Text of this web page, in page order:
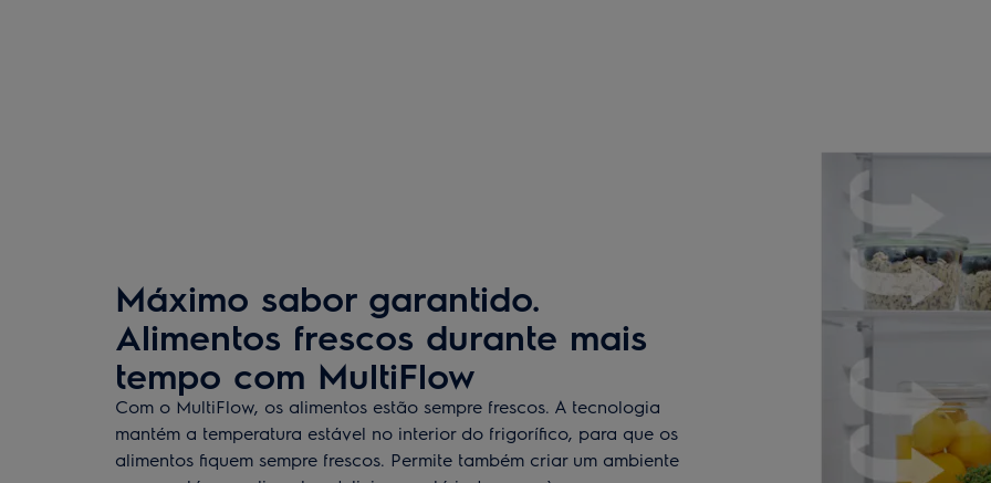
Máximo sabor garantido.
Alimentos frescos durante mais
tempo com MultiFlow
Com o MultiFlow, os alimentos estão sempre frescos. A tecnologia
mantém a temperatura estável no interior do frigorífico, para que os
alimentos fiquem sempre frescos. Permite também criar um ambiente